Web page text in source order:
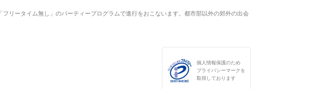
リータイム無し」のパーティープログラムで進行をおこないます。都市部以外の郊外の出会
個人情報保護のため
プライバシーマークを
取得しております